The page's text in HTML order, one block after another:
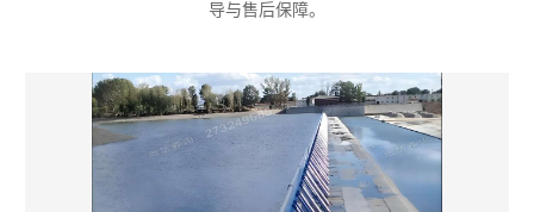
导与售后保障。